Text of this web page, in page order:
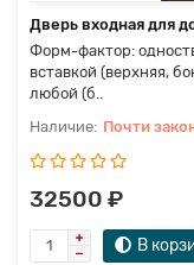
Дверь входная для
Форм-фактор:
вставкой (верхняя,
любой (б..
Почти
32500 ₽
В